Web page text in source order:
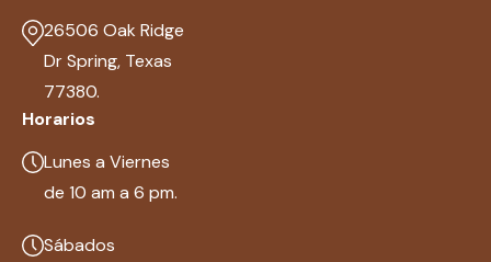
26506 Oak Ridge
Dr Spring, Texas
77380.
Horarios
Lunes a Viernes
de 10 am a 6 pm.
Sábados